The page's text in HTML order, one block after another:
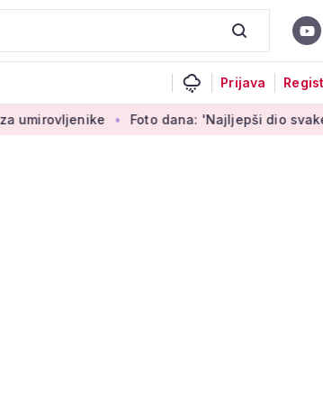
Prijava
Foto dana: 'Najljepši dio svake partije